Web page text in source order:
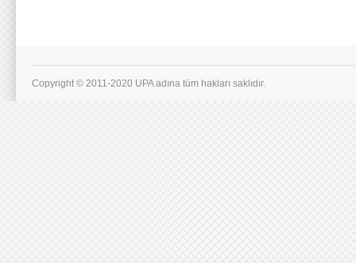
Copyright © 2011-2020 UPA adına tüm hakları saklıdır.